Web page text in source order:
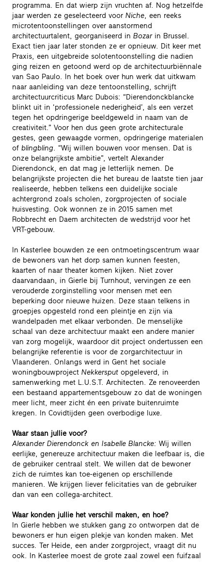
programma. En dat wierp zijn vruchten af. Nog hetzelfde
jaar werden ze geselecteerd voor Niche, een reeks
microtentoonstellingen over aanstormend
architectuurtalent, georganiseerd in Bozar in Brussel.
Exact tien jaar later stonden ze er opnieuw. Dit keer met
Praxis, een uitgebreide solotentoonstelling die nadien
ging reizen en getoond werd op de architectuurbiënnale
van Sao Paulo. In het boek over hun werk dat uitkwam
naar aanleiding van deze tentoonstelling, schrijft
architectuurcriticus Marc Dubois: “Dierendonckblancke
blinkt uit in ‘professionele nederigheid’, als een verzet
tegen het opdringerige beeldgeweld in naam van de
creativiteit.” Voor hen dus geen grote architecturale
gestes, geen gewaagde vormen, opdringerige materialen
of blingbling. “Wij willen bouwen voor mensen. Dat is
onze belangrijkste ambitie”, vertelt Alexander
Dierendonck, en dat mag je letterlijk nemen. De
belangrijkste projecten die het bureau de laatste tien jaar
realiseerde, hebben telkens een duidelijke sociale
achtergrond zoals scholen, zorgprojecten of sociale
huisvesting. Ook wonnen ze in 2015 samen met
Robbrecht en Daem architecten de wedstrijd voor het
VRT-gebouw.
In Kasterlee bouwden ze een ontmoetingscentrum waar
de bewoners van het dorp samen kunnen feesten,
kaarten of naar theater komen kijken. Niet zover
daarvandaan, in Gierle bij Turnhout, vervingen ze een
verouderde zorginstelling voor mensen met een
beperking door nieuwe huizen. Deze staan telkens in
groepjes opgesteld rond een pleintje en zijn via
wandelpaden met elkaar verbonden. De menselijke
schaal van deze architectuur maakt een andere manier
van zorg mogelijk, waardoor dit project ondertussen een
belangrijke referentie is voor de zorgarchitectuur in
Vlaanderen. Onlangs werd in Gent het sociale
woningbouwproject Nekkersput opgeleverd, in
samenwerking met L.U.S.T. Architecten. Ze renoveerden
een bestaand appartementsgebouw zo dat de woningen
meer licht, meer zicht én een private buitenruimte
kregen. In Covidtijden geen overbodige luxe.
Waar staan jullie voor?
Alexander Dierendonck en Isabelle Blancke: Wij willen
eerlijke, genereuze architectuur maken die leefbaar is, die
de gebruiker centraal stelt. We willen dat de bewoner
zich de ruimtes kan toe-eigenen op erschillende
manieren. We krijgen liever felicitaties van de gebruiker
dan van een collega-architect.
Waar konden jullie het verschil maken, en hoe?
In Gierle hebben we stukken gang zo ontworpen dat de
bewoners er hun eigen plekje van konden maken. Met
succes. Ter Heide, een ander zorgproject, vraagt dit nu
ook. In Kasterlee moest de grote zaal zowel een fuifzaal